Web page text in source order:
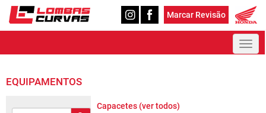
Marcar Revisão
EQUIPAMENTOS
Capacetes (ver todos)